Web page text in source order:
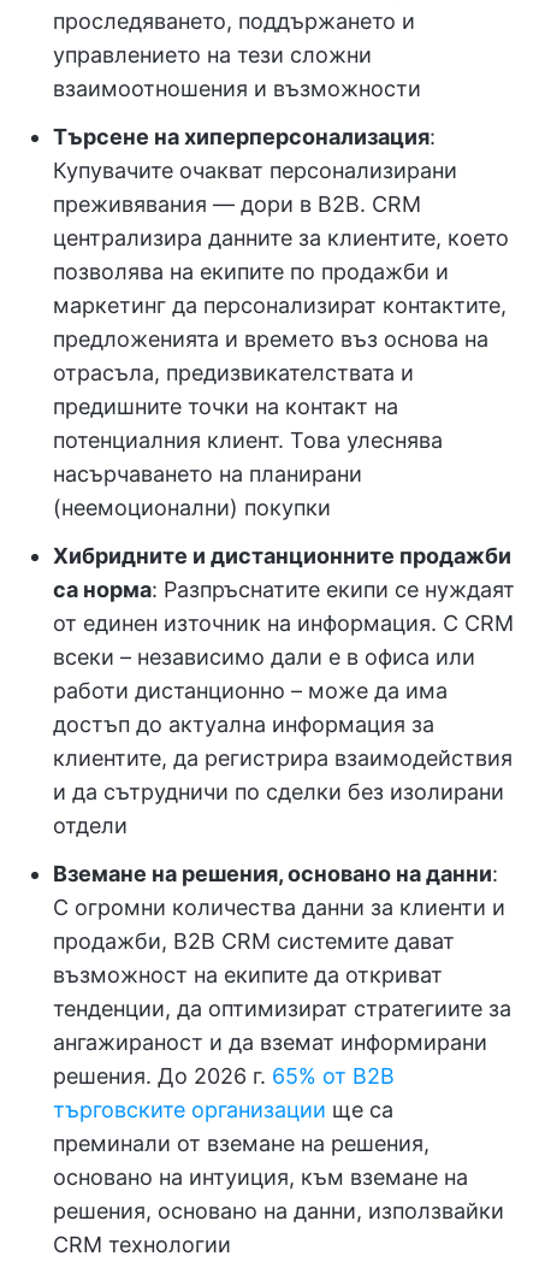
проследяването, поддържането и
управлението на тези сложни
взаимоотношения и възможности
Търсене на хиперперсонализация:
Купувачите очакват персонализирани
преживявания — дори в B2B. CRM
централизира данните за клиентите, което
позволява на екипите по продажби и
маркетинг да персонализират контактите,
предложенията и времето въз основа на
отрасъла, предизвикателствата и
предишните точки на контакт на
потенциалния клиент. Това улеснява
насърчаването на планирани
(неемоционални) покупки
Хибридните и дистанционните продажби
са норма: Разпръснатите екипи се нуждаят
от единен източник на информация. С CRM
всеки – независимо дали е в офиса или
работи дистанционно – може да има
достъп до актуална информация за
клиентите, да регистрира взаимодействия
и да сътрудничи по сделки без изолирани
отдели
Вземане на решения, основано на данни:
С огромни количества данни за клиенти и
продажби, B2B CRM системите дават
възможност на екипите да откриват
тенденции, да оптимизират стратегиите за
ангажираност и да вземат информирани
решения. До 2026 г. 65% от B2B
търговските организации ще са
преминали от вземане на решения,
основано на интуиция, към вземане на
решения, основано на данни, използвайки
CRM технологии